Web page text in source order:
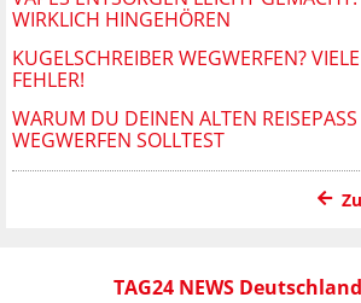
WIRKLICH HINGEHÖREN
KUGELSCHREIBER WEGWERFEN?
FEHLER!
WARUM DU DEINEN ALTEN
WEGWERFEN SOLLTEST
TAG24 NEWS